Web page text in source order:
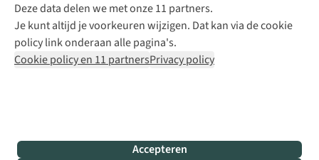
Deze data delen we met onze 11 partners.
Je kunt altijd je voorkeuren wijzigen. Dat kan via de cookie
policy link onderaan alle pagina's.
Cookie policy en 11 partnersPrivacy policy
Accepteren
Bever